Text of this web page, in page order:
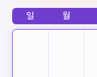
일 월